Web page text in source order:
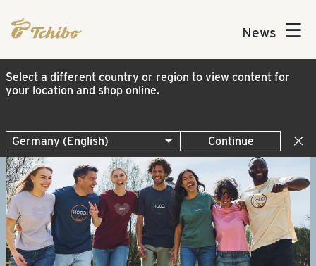
News ☰
Select a different country or region to view content for
your location and shop online.
Continue